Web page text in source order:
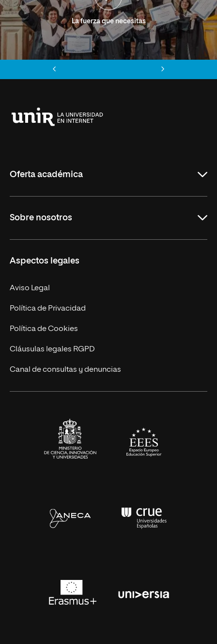
La fuerza que necesitas
Oferta académica
Másteres Oficiales
Doctorados
Experto Universitario
Postgrados
Cursos Universitarios
Sobre nosotros
Facultades
Nuestro Equipo
Trabaja en UNIR
Actualidad
UNIR Revista
Eventos
Aspectos legales
Aviso Legal
Política de Privacidad
Política de Cookies
Cláusulas legales RGPD
Canal de consultas y denuncias